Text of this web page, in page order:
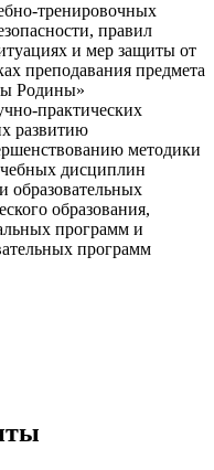
тренировочных
правил
и мер защиты от
преподавания предмета
Родины»
практических
развитию
методики
дисциплин
образовательных
образования,
программ и
программ